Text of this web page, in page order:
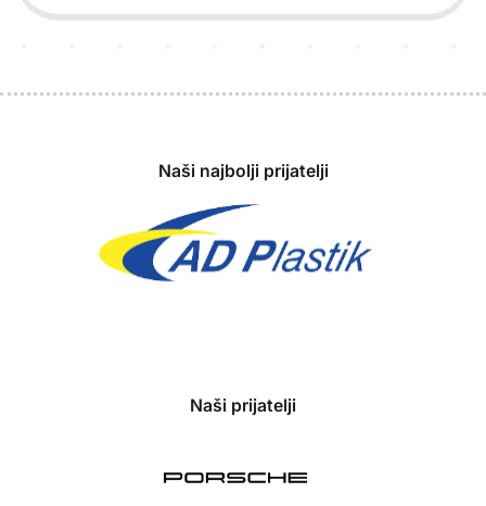
Naši najbolji prijatelji
Naši prijatelji